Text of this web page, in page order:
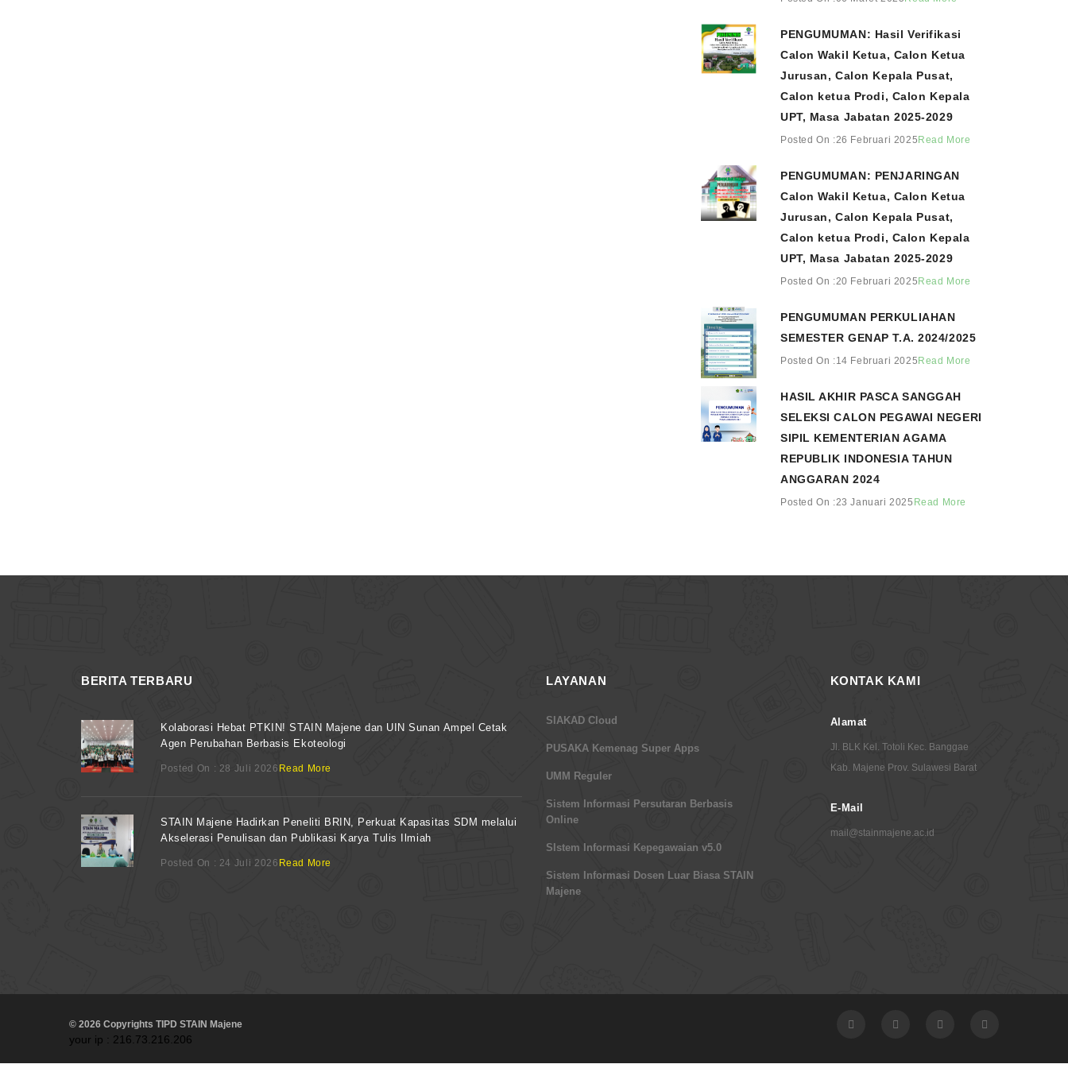
PENGUMUMAN: Hasil Verifikasi
Calon Wakil Ketua, Calon Ketua
Jurusan, Calon Kepala Pusat,
Calon ketua Prodi, Calon Kepala
UPT, Masa Jabatan 2025-2029
Posted On :26 Februari 2025 Read More
PENGUMUMAN: PENJARINGAN
Calon Wakil Ketua, Calon Ketua
Jurusan, Calon Kepala Pusat,
Calon ketua Prodi, Calon Kepala
UPT, Masa Jabatan 2025-2029
Posted On :20 Februari 2025 Read More
PENGUMUMAN PERKULIAHAN
SEMESTER GENAP T.A. 2024/2025
Posted On :14 Februari 2025 Read More
HASIL AKHIR PASCA SANGGAH
SELEKSI CALON PEGAWAI NEGERI
SIPIL KEMENTERIAN AGAMA
REPUBLIK INDONESIA TAHUN
ANGGARAN 2024
Posted On :23 Januari 2025 Read More
BERITA TERBARU
Kolaborasi Hebat PTKIN! STAIN Majene dan UIN Sunan Ampel Cetak
Agen Perubahan Berbasis Ekoteologi
Posted On : 28 Juli 2026 Read More
STAIN Majene Hadirkan Peneliti BRIN, Perkuat Kapasitas SDM melalui
Akselerasi Penulisan dan Publikasi Karya Tulis Ilmiah
Posted On : 24 Juli 2026 Read More
LAYANAN
SIAKAD Cloud
PUSAKA Kemenag Super Apps
UMM Reguler
Sistem Informasi Persutaran Berbasis
Online
SIstem Informasi Kepegawaian v5.0
Sistem Informasi Dosen Luar Biasa STAIN
Majene
KONTAK KAMI
Alamat
Jl. BLK Kel. Totoli Kec. Banggae
Kab. Majene Prov. Sulawesi Barat
E-Mail
mail@stainmajene.ac.id
© 2026 Copyrights TIPD STAIN Majene
your ip : 216.73.216.206